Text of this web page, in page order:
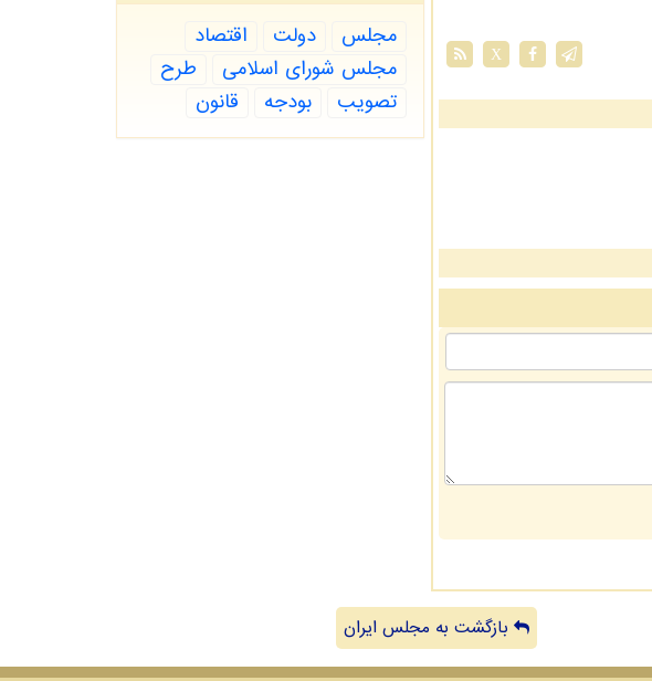
X
مجلس دولت
اقتصاد
مجلس شورای اسلامی
طرح
تصویب
بودجه قانون
بازگشت به مجلس ایران